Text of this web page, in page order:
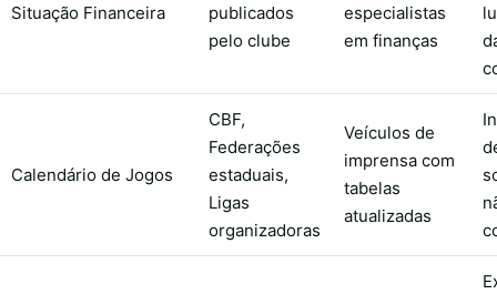
Situação Financeira
publicados
pelo clube
especialistas
em finanças
Calendário de Jogos
CBF,
Federações
estaduais,
Ligas
organizadoras
Veículos de
imprensa com
tabelas
atualizadas